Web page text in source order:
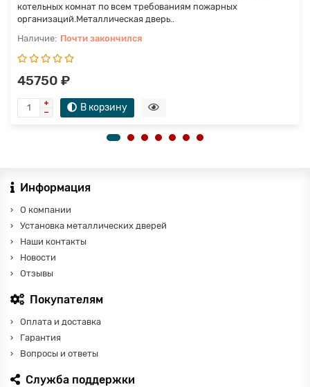
котельных комнат по всем требованиям пожарных
организаций.Металлическая дверь..
Почти закончился
45750 ₽
В корзину
Информация
О компании
Установка металлических дверей
Наши контакты
Новости
Отзывы
Покупателям
Оплата и доставка
Гарантия
Вопросы и ответы
Служба поддержки